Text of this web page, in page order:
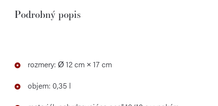
Podrobný popis
rozmery: Ø 12 cm × 17 cm
objem: 0,35 l